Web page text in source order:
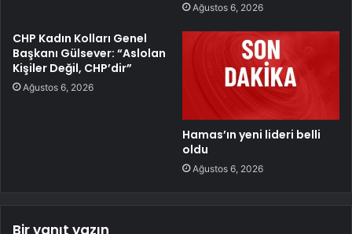
Ağustos 6, 2026
CHP Kadın Kolları Genel
Başkanı Gülsever: “Aslolan
Kişiler Değil, CHP’dir”
Ağustos 6, 2026
Hamas’ın yeni lideri belli
oldu
Ağustos 6, 2026
Bir yanıt yazın